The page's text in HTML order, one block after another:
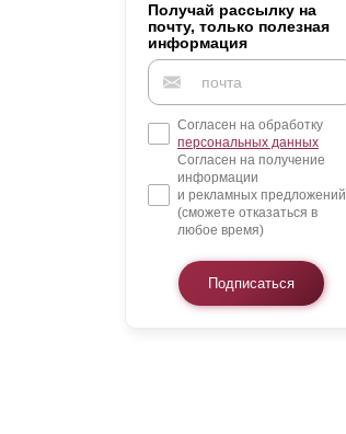
Получай рассылку на
почту, только полезная
информация
Согласен на обработку
персональных данных
Согласен на получение
информации
и рекламных предложений
(сможете отказаться в
любое время)
Подписаться